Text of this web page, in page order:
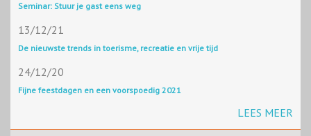
Seminar: Stuur je gast eens weg
13/12/21
De nieuwste trends in toerisme, recreatie en vrije tijd
24/12/20
Fijne feestdagen en een voorspoedig 2021
LEES MEER